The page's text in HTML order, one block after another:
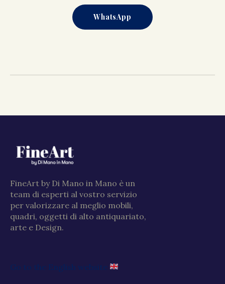
WhatsApp
FineArt by Di Mano in Mano è un
team di esperti al vostro servizio
per valorizzare al meglio mobili,
quadri, oggetti di alto antiquariato,
arte e Design.
Go to the English website